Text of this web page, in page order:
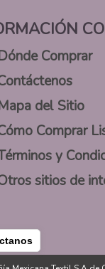
Comprar
del Sitio
Comprar
y
sitios de